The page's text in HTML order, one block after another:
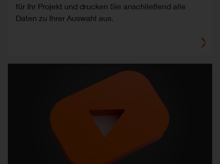
für Ihr Projekt und drucken Sie anschließend alle
Daten zu Ihrer Auswahl aus.